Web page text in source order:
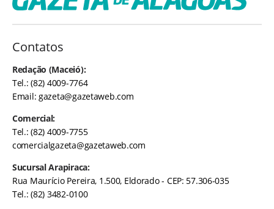
Contatos
Redação (Maceió):
Tel.: (82) 4009-7764
Email:gazeta@gazetaweb.com
Comercial:
Tel.: (82) 4009-7755
comercialgazeta@gazetaweb.com
Sucursal Arapiraca:
Rua Maurício Pereira, 1.500, Eldorado - CEP: 57.306-035
Tel.: (82) 3482-0100